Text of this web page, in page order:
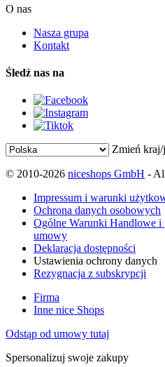
O nas
Nasza grupa
Kontakt
Śledź nas na
Zmień
© 2010-2026 niceshops GmbH -
Impressum i warunki
Ochrona danych osobowych
Ogólne Warunki Handlowe i
umowy
Deklaracja dostępności
Ustawienia ochrony danych
Rezygnacja z subskrypcji
Firma
Inne nice Shops
Odstąp od umowy tutaj
Spersonalizuj swoje zakupy